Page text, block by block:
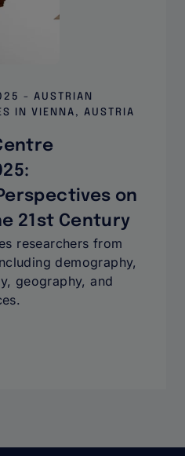
- AUSTRIAN
IN VIENNA, AUSTRIA
on
21st Century
researchers from
demography,
geography, and